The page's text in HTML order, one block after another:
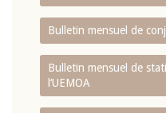
Bulletin mensuel de
Bulletin mensuel de
l‘UEMOA